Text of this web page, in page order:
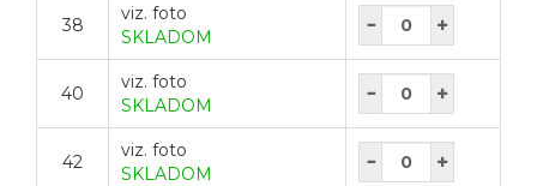
38
viz. foto
SKLADOM
40
viz. foto
SKLADOM
42
viz. foto
SKLADOM